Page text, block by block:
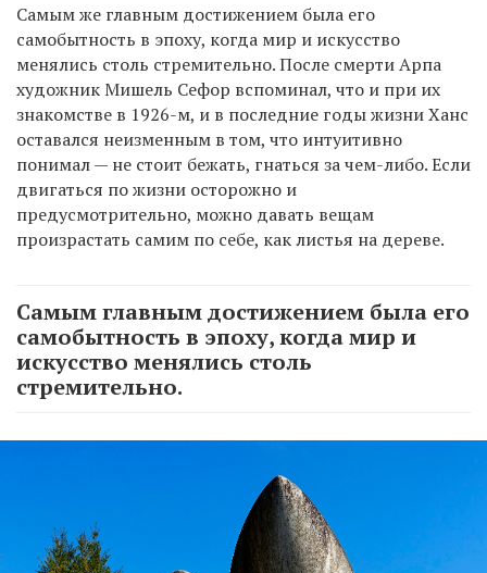
Самым же главным достижением была его
самобытность в эпоху, когда мир и искусство
менялись столь стремительно. После смерти Арпа
художник Мишель Сефор вспоминал, что и при их
знакомстве в 1926-м, и в последние годы жизни Ханс
оставался неизменным в том, что интуитивно
понимал — не стоит бежать, гнаться за чем-либо. Если
двигаться по жизни осторожно и
предусмотрительно, можно давать вещам
произрастать самим по себе, как листья на дереве.
Самым главным достижением была его
самобытность в эпоху, когда мир и
искусство менялись столь
стремительно.